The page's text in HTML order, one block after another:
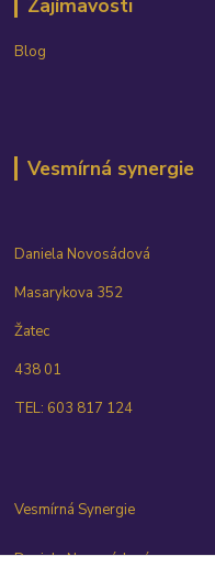
Blog
Vesmírná synergie
Daniela Novosádová
Masarykova 352
Žatec
438 01
TEL: 603 817 124
Vesmírná Synergie
Daniela Novosádová